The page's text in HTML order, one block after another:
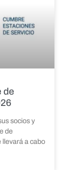
de
socios y
de
llevará a cabo